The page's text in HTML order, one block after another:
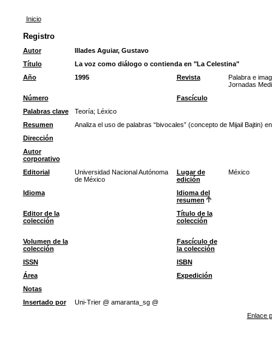
Inicio
Registro
Autor
Illades Aguiar, Gustavo
Título
La voz como diálogo o contienda en "La Celestina"
Año
1995 Revista
Palabra e
Jornadas
Número
Fascículo
Palabras clave
Teoría; Léxico
Resumen
Analiza el uso de palabras “bivocales” (concepto de Mijail Bajtin) en
Dirección
Autor
corporativo
Editorial
Universidad Nacional Autónoma
de México
Lugar de
edición
México
Idioma
Idioma del
resumen
Editor de la
colección
Título de la
colección
Volumen de la
colección
Fascículo de
la colección
ISSN
ISBN
Área
Expedición
Notas
Insertado por
Uni-Trier @ amaranta_sg @
Enlace